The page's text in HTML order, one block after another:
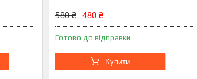
580 ₴ 480 ₴
Готово до відправки
Купити